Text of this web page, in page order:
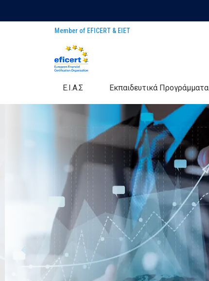
Member of EFICERT & EIET
E.I.A.Σ Eκπαιδευτικά Προγράμματα